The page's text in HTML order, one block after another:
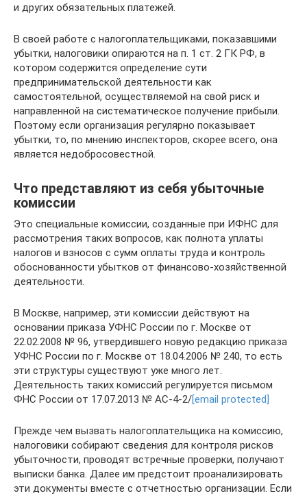
и других обязательных платежей.
В своей работе с налогоплательщиками, показавшими
убытки, налоговики опираются на п. 1 ст. 2 ГК РФ, в
котором содержится определение сути
предпринимательской деятельности как
самостоятельной, осуществляемой на свой риск и
направленной на систематическое получение прибыли.
Поэтому если организация регулярно показывает
убытки, то, по мнению инспекторов, скорее всего, она
является недобросовестной.
Что представляют из себя убыточные
комиссии
Это специальные комиссии, созданные при ИФНС для
рассмотрения таких вопросов, как полнота уплаты
налогов и взносов с сумм оплаты труда и контроль
обоснованности убытков от финансово-хозяйственной
деятельности.
В Москве, например, эти комиссии действуют на
основании приказа УФНС России по г. Москве от
22.02.2008 № 96, утвердившего новую редакцию приказа
УФНС России по г. Москве от 18.04.2006 № 240, то есть
эти структуры существуют уже много лет.
Деятельность таких комиссий регулируется письмом
ФНС России от 17.07.2013 № АС-4-2/[email protected]
Прежде чем вызвать налогоплательщика на комиссию,
налоговики собирают сведения для контроля рисков
убыточности, проводят встречные проверки, получают
выписки банка. Далее им предстоит проанализировать
эти документы вместе с отчетностью организации. Если